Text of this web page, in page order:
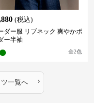
(税込)
ダー服 リブネック 爽やかボ
ー半袖
全2色
ツ一覧へ ›